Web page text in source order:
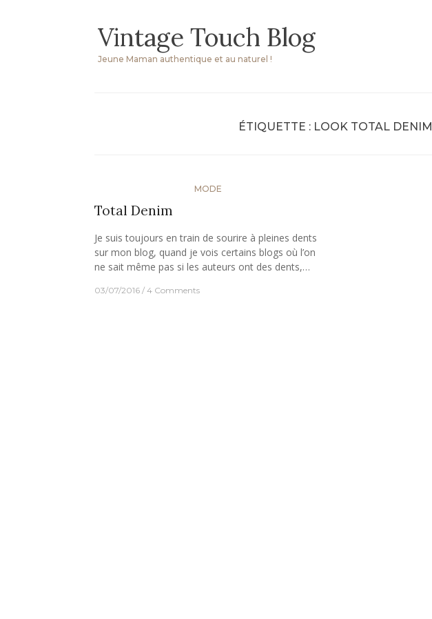
contentVintage Touch Blog
Jeune Maman authentique et au naturel !
ÉTIQUETTE : LOOK TOTAL DENIM
MODE
Total Denim
Je suis toujours en train de sourire à pleines dents
sur mon blog, quand je vois certains blogs où l’on
ne sait même pas si les auteurs ont des dents,…
03/07/2016 4 Comments